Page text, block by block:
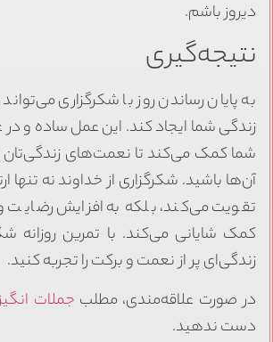
دیروز باشم.
نتیجه‌گیری
به پایان رساندن روز با شکرگزاری
زندگی شما ایجاد کند. این عمل ساده و
شما کمک می‌کند تا نعمت‌های زندگی‌تان
آن‌ها باشید. شکرگزاری از خداوند نه تنها
تقویت می‌کند، بلکه به افزایش رضایت
کمک شایانی می‌کند. با تمرین روزانه
زندگی‌ای پر از نعمت و برکت را تجربه کنید.
در صورت علاقه‌مندی، مطلب جملات
دست ندهید.